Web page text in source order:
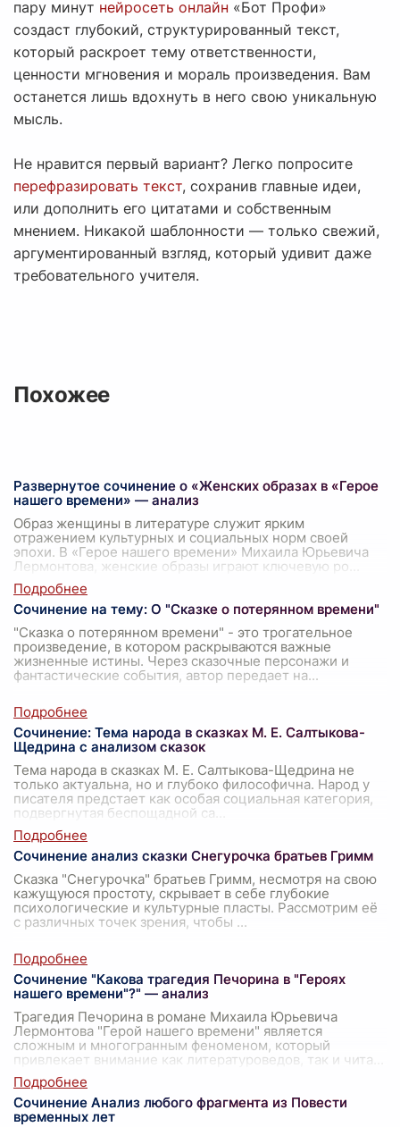
пару минут нейросеть онлайн «Бот Профи»
создаст глубокий, структурированный текст,
который раскроет тему ответственности,
ценности мгновения и мораль произведения. Вам
останется лишь вдохнуть в него свою уникальную
мысль.
Не нравится первый вариант? Легко попросите
перефразировать текст, сохранив главные идеи,
или дополнить его цитатами и собственным
мнением. Никакой шаблонности — только свежий,
аргументированный взгляд, который удивит даже
требовательного учителя.
Похожее
Развернутое сочинение о «Женских образах в «Герое
нашего времени» — анализ
Образ женщины в литературе служит ярким
отражением культурных и социальных норм своей
эпохи. В «Герое нашего времени» Михаила Юрьевича
Лермонтова, женские образы играют ключевую ро
Сочинение на тему: О "Сказке о потерянном времени"
"Сказка о потерянном времени" - это трогательное
произведение, в котором раскрываются важные
жизненные истины. Через сказочные персонажи и
фантастические события, автор передает на...
Сочинение: Тема народа в сказках М. Е. Салтыкова-
Щедрина с анализом сказок
Тема народа в сказках М. Е. Салтыкова-Щедрина не
только актуальна, но и глубоко философична. Народ у
писателя предстает как особая социальная категория,
подвергнутая беспощадной са
Сочинение анализ сказки Снегурочка братьев Гримм
Сказка "Снегурочка" братьев Гримм, несмотря на свою
кажущуюся простоту, скрывает в себе глубокие
психологические и культурные пласты. Рассмотрим её
с различных точек зрения, чтобы ...
Сочинение "Какова трагедия Печорина в "Героях
нашего времени"?" — анализ
Трагедия Печорина в романе Михаила Юрьевича
Лермонтова "Герой нашего времени" является
сложным и многогранным феноменом, который
привлекает внимание как литературоведов, так и чита
Сочинение Анализ любого фрагмента из Повести
временных лет